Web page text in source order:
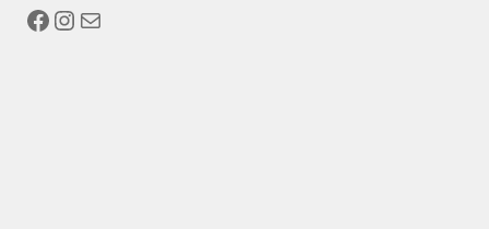
Facebook
Instagram
Mail